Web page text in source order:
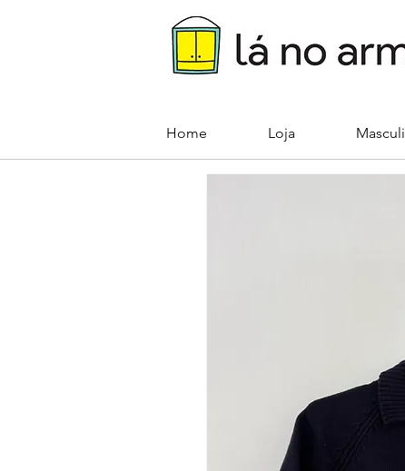
Home Loja